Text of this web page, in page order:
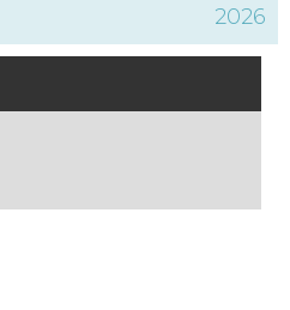
2026